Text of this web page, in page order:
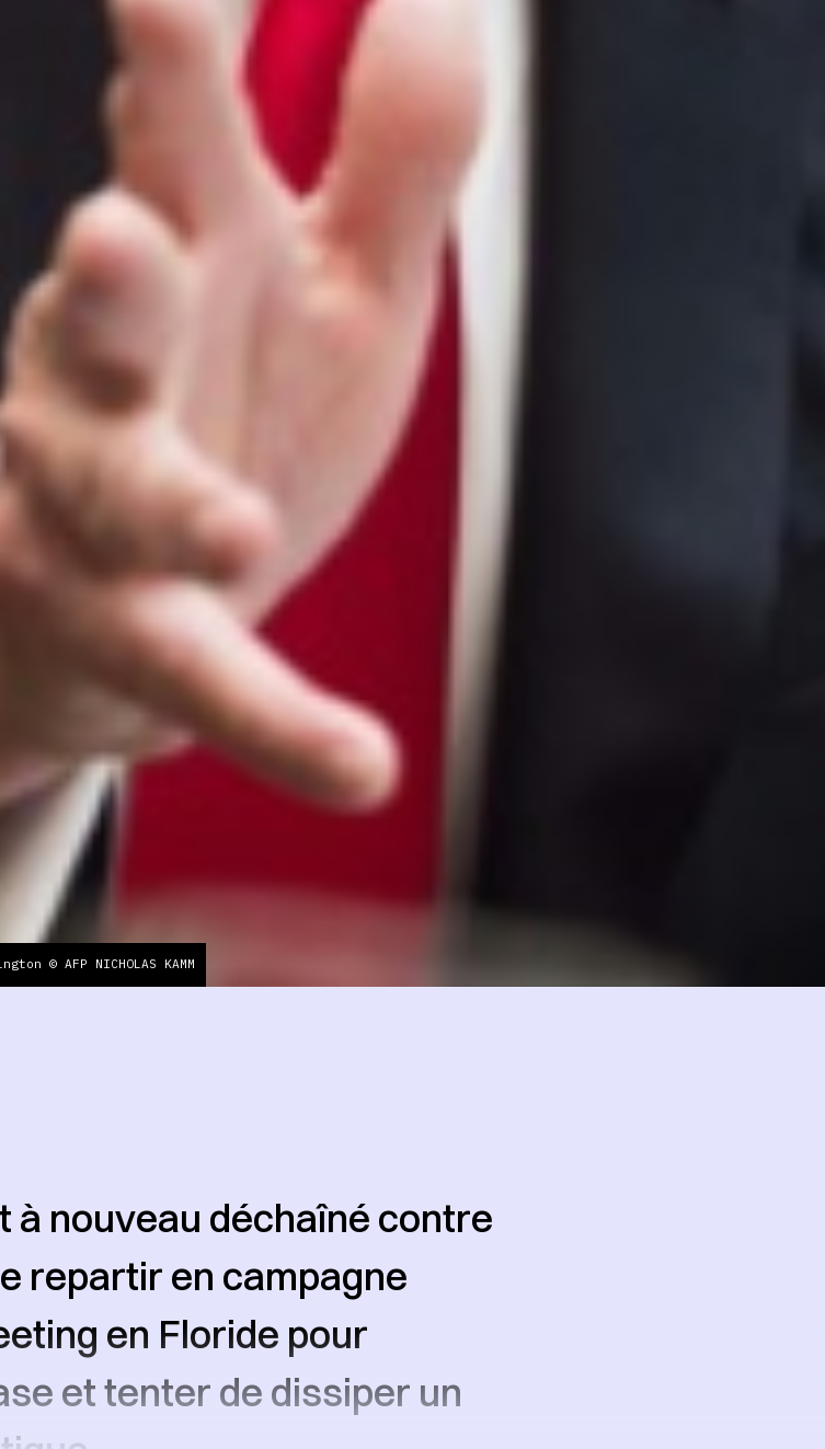
© AFP NICHOLAS KAMM
à nouveau déchaîné contre
repartir en campagne
en Floride pour
et tenter de dissiper un